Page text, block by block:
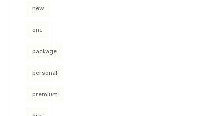
new
one
package
personal
premium